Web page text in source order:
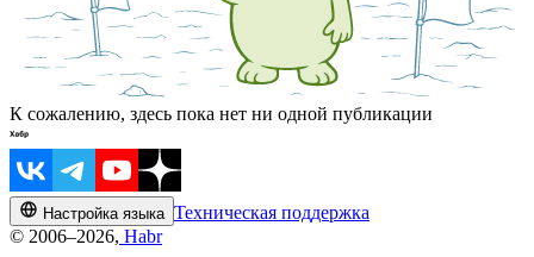
К сожалению, здесь пока нет ни одной публикации
Настройка языка Техническая поддержка
© 2006–2026, Habr